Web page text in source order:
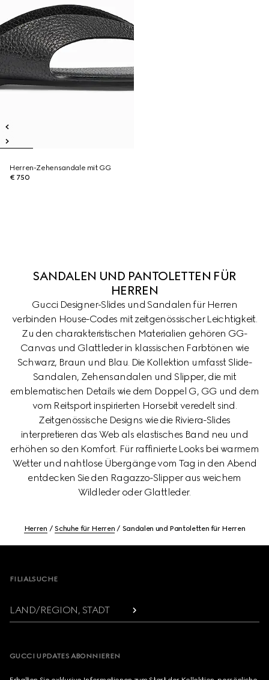
Herren-Zehensandale mit GG
€ 750
SANDALEN UND PANTOLETTEN FÜR
HERREN
Gucci Designer-Slides und Sandalen für Herren
verbinden House-Codes mit zeitgenössischer Leichtigkeit.
Zu den charakteristischen Materialien gehören GG-
Canvas und Glattleder in klassischen Farbtönen wie
Schwarz, Braun und Blau. Die Kollektion umfasst Slide-
Sandalen, Zehensandalen und Slipper, die mit
emblematischen Details wie dem Doppel G, GG und dem
vom Reitsport inspirierten Horsebit veredelt sind.
Zeitgenössische Designs wie die Riviera-Slides
interpretieren das Web als elastisches Band neu und
erhöhen so den Komfort. Für raffinierte Looks bei warmem
Wetter und nahtlose Übergänge vom Tag in den Abend
entdecken Sie den Ragazzo-Slipper aus weichem
Wildleder oder Glattleder.
Herren Schuhe für Herren Sandalen und Pantoletten für Herren
FILIALSUCHE
LAND/REGION, STADT
GUCCI UPDATES ABONNIEREN